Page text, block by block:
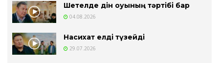
Шетелде дін оқуының тәртібі бар
04.08.2026
Насихат елді түзейді
29.07.2026